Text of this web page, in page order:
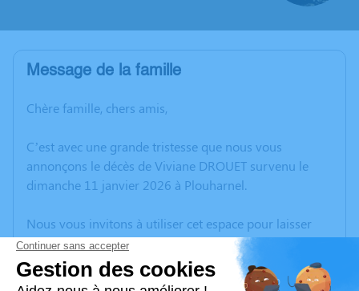
Message de la famille
Chère famille, chers amis,
C’est avec une grande tristesse que nous vous
annonçons le décès de Viviane DROUET survenu le
dimanche 11 janvier 2026 à Plouharnel.
Nous vous invitons à utiliser cet espace pour laisser
vos condoléances, partager des photos souvenirs, une
anecdote ou exprimer vos pensées à travers des
poèmes ou des textes. Cet endroit est un lieu